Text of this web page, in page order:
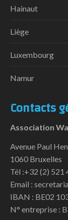
Hainaut
Liège
Luxembourg
Namur
Contacts
Association
Avenue Paul
1060 Bruxelles
Tél :+32 (2) 521
Email :
IBAN : BE02
N° entreprise :